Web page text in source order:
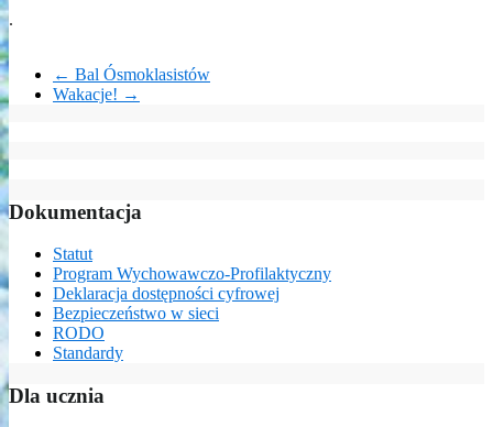
.
← Bal Ósmoklasistów
Wakacje! →
Dokumentacja
Statut
Program Wychowawczo-Profilaktyczny
Deklaracja dostępności cyfrowej
Bezpieczeństwo w sieci
RODO
Standardy
Dla ucznia